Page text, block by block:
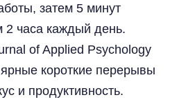
затем 5 минут
часа каждый день.
of Applied Psychology
короткие перерывы
и продуктивность.